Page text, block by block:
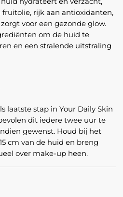
rijk aan antioxidanten,
voor een gezonde glow.
om de huid te
en een stralende uitstraling
laatste stap in Your Daily Skin
dit iedere twee uur te
gewenst. Houd bij het
cm van de huid en breng
over make-up heen.